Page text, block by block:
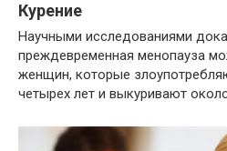
Курение
Научными исследованиями
преждевременная менопауза
женщин, которые
четырех лет и выкуривают